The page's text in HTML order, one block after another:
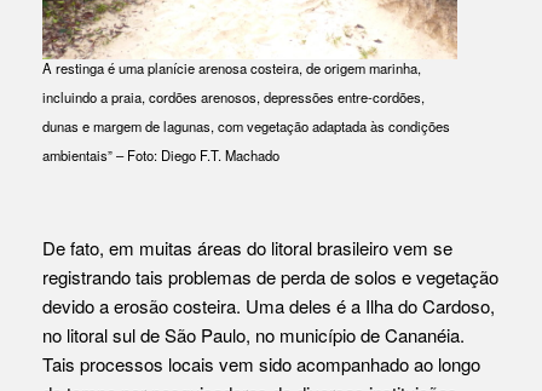
A restinga é uma planície arenosa costeira, de origem marinha,
incluindo a praia, cordões arenosos, depressões entre-cordões,
dunas e margem de lagunas, com vegetação adaptada às condições
ambientais” – Foto: Diego F.T. Machado
De fato, em muitas áreas do litoral brasileiro vem se
registrando tais problemas de perda de solos e vegetação
devido a erosão costeira. Uma deles é a Ilha do Cardoso,
no litoral sul de São Paulo, no município de Cananéia.
Tais processos locais vem sido acompanhado ao longo